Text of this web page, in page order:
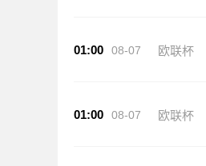
01:00 08-07 欧联杯
01:00 08-07 欧联杯